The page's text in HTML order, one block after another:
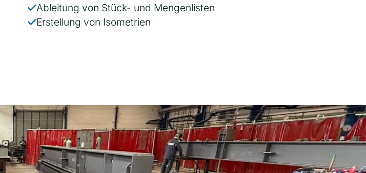
Ableitung von Stück- und Mengenlisten
Erstellung von Isometrien